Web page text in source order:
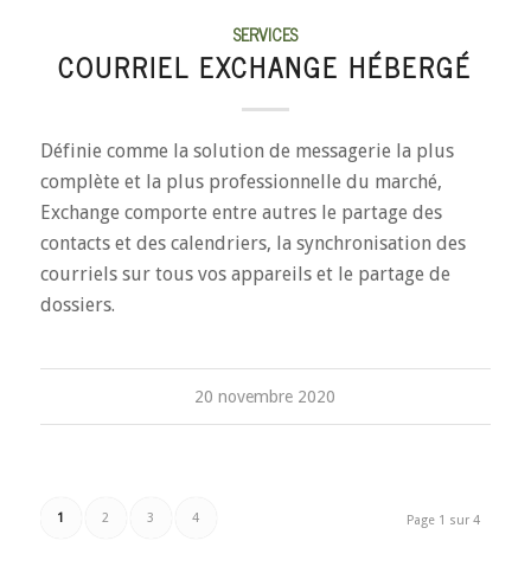
SERVICES
COURRIEL EXCHANGE HÉBERGÉ
Définie comme la solution de messagerie la plus
complète et la plus professionnelle du marché,
Exchange comporte entre autres le partage des
contacts et des calendriers, la synchronisation des
courriels sur tous vos appareils et le partage de
dossiers.
20 novembre 2020
Page 1 sur 4
1 2 3 4